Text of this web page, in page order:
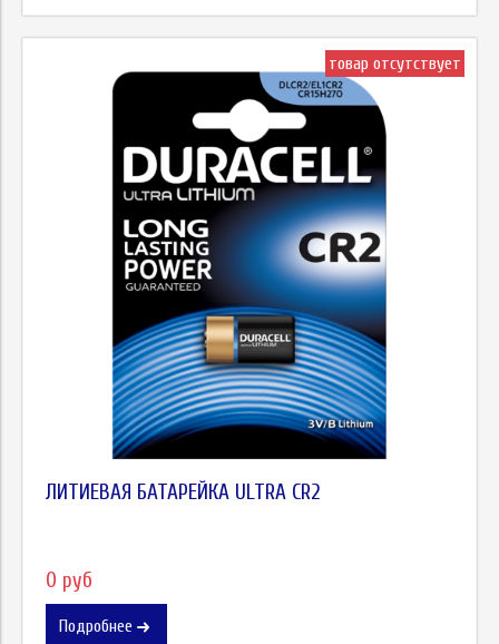
товар отсутствует
ЛИТИЕВАЯ БАТАРЕЙКА ULTRA CR2
0 руб
Подробнее